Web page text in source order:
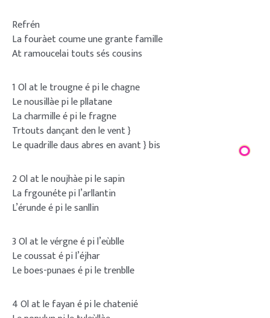
Refrén
La fouràet coume une grante famille
At ramoucelai touts sés cousins
1 Ol at le trougne é pi le chagne
Le nousillàe pi le pllatane
La charmille é pi le fragne
Trtouts dançant den le vent }
Le quadrille daus abres en avant } bis
2 Ol at le noujhàe pi le sapin
La frgounéte pi l’arllantin
L’érunde é pi le sanllin
3 Ol at le vérgne é pi l’eùblle
Le coussat é pi l’éjhar
Le boes-punaes é pi le trenblle
4 Ol at le fayan é pi le chatenié